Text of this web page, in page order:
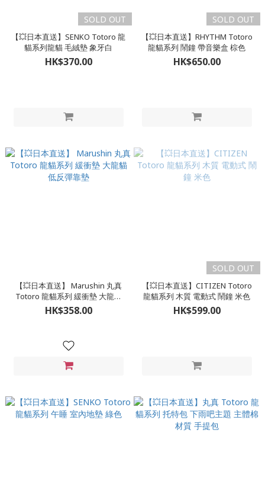
SOLD OUT
【💥日本直送】SENKO Totoro 龍
貓系列龍貓 毛絨墊 象牙白
HK$370.00
SOLD OUT
【💥日本直送】RHYTHM Totoro
龍貓系列 鬧鐘 帶音樂盒 棕色
HK$650.00
【💥日本直送】 Marushin 丸真
Totoro 龍貓系列 緩衝墊 大龍貓
低反彈靠墊
HK$358.00
SOLD OUT
【💥日本直送】CITIZEN Totoro
龍貓系列 木質 電動式 鬧鐘 米色
HK$599.00